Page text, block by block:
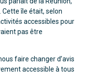
île était, selon
accessibles pour
pas être
faire changer d’avis
accessible à tous